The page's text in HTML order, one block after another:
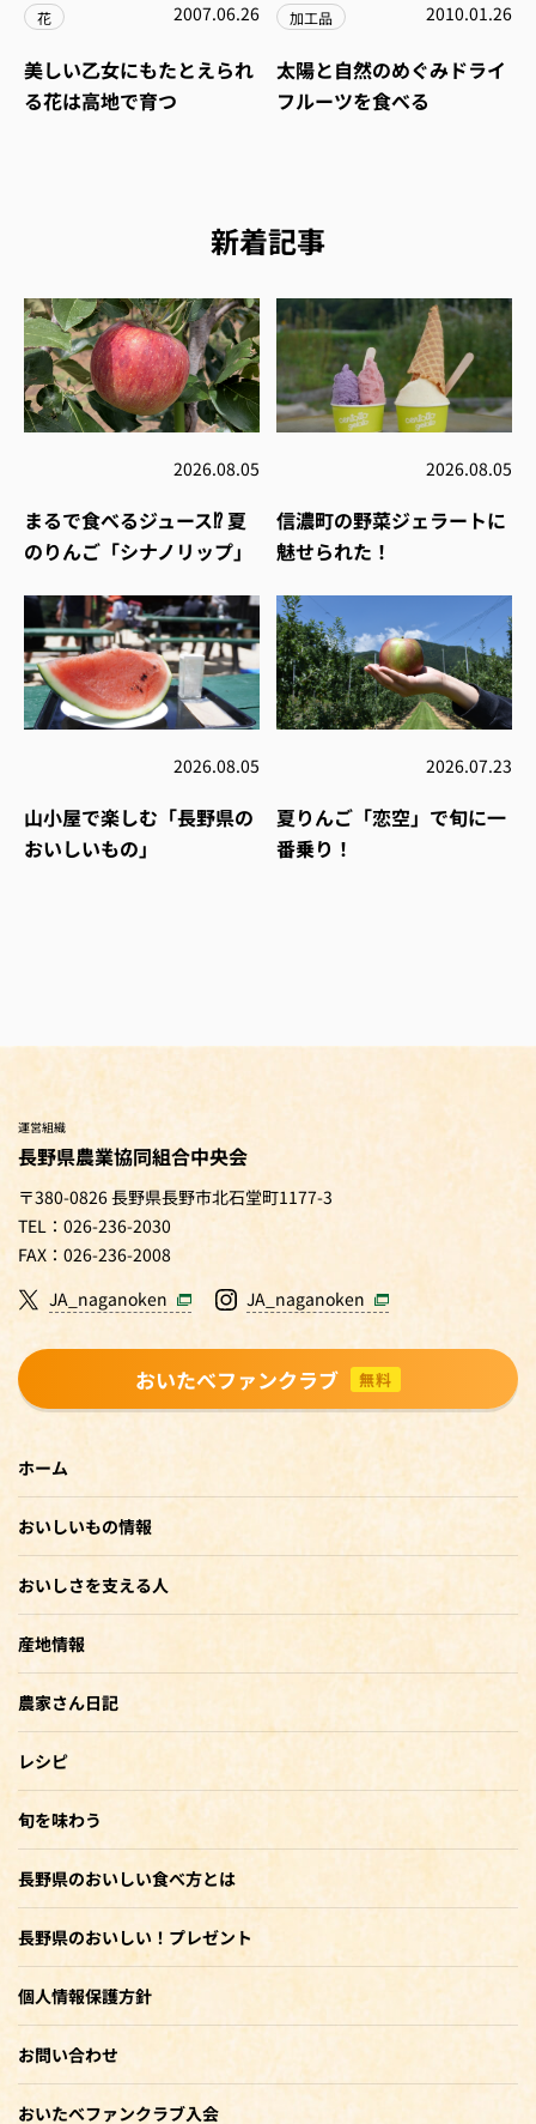
花 2007.06.26
美しい乙女にもたとえられ
る花は高地で育つ
加工品 2010.01.26
太陽と自然のめぐみドライ
フルーツを食べる
新着記事
2026.08.05
まるで食べるジュース⁉︎ 夏
のりんご「シナノリップ」
2026.08.05
信濃町の野菜ジェラートに
魅せられた！
2026.08.05
山小屋で楽しむ「長野県の
おいしいもの」
2026.07.23
夏りんご「恋空」で旬に一
番乗り！
運営組織
長野県農業協同組合中央会
〒380-0826 長野県長野市北石堂町1177-3
TEL：026-236-2030
FAX：026-236-2008
JA_naganoken
JA_naganoken
おいたべファンクラブ 無料
ホーム
おいしいもの情報
おいしさを支える人
産地情報
農家さん日記
レシピ
旬を味わう
長野県のおいしい食べ方とは
長野県のおいしい！プレゼント
個人情報保護方針
お問い合わせ
おいたべファンクラブ入会